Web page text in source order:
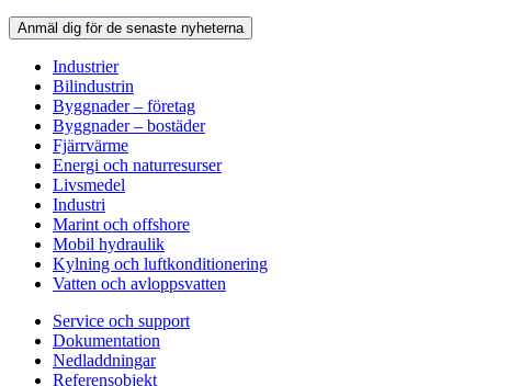
Anmäl dig för de senaste nyheterna
Industrier
Bilindustrin
Byggnader – företag
Byggnader – bostäder
Fjärrvärme
Energi och naturresurser
Livsmedel
Industri
Marint och offshore
Mobil hydraulik
Kylning och luftkonditionering
Vatten och avloppsvatten
Service och support
Dokumentation
Nedladdningar
Referensobjekt